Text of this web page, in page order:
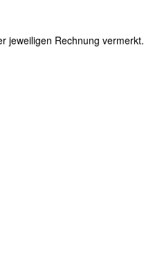
jeweiligen Rechnung vermerkt.